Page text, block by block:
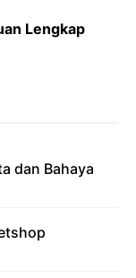
Lengkap
dan Bahaya